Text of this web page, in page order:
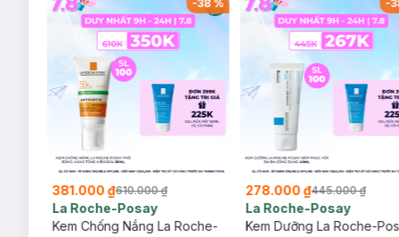
-38%
381.000 ₫610.000 ₫
La Roche-Posay
Kem Chống Nắng La Roche-
-
278.000 ₫445.000 ₫
La Roche-Posay
Kem Dưỡng La Roche-